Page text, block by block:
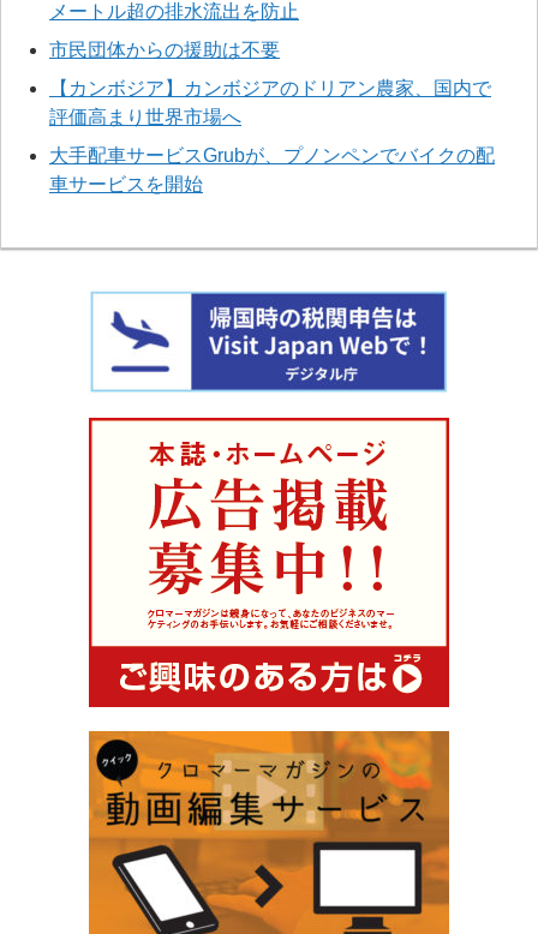
メートル超の排水流出を防止
市民団体からの援助は不要
【カンボジア】カンボジアのドリアン農家、国内で
評価高まり世界市場へ
大手配車サービスGrubが、プノンペンでバイクの配
車サービスを開始